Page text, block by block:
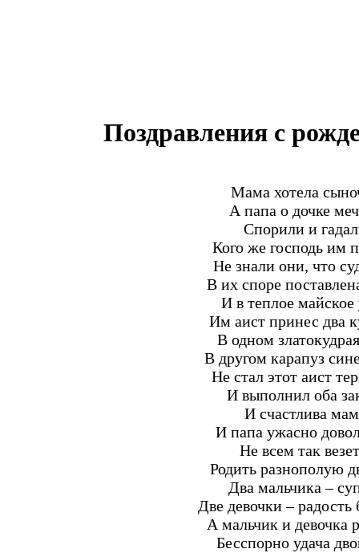
Поздравления с
Мама хотела
А папа о дочке
Спорили и
Кого же господь им
Не знали они, что
В их споре
И в теплое майское
Им аист принес два
В одном
В другом карапуз
Не стал этот аист
И выполнил оба
И счастлива
И папа ужасно
Не всем так
Родить разнополую
Два мальчика –
Две девочки – радость
А мальчик и девочка
Бесспорно удача